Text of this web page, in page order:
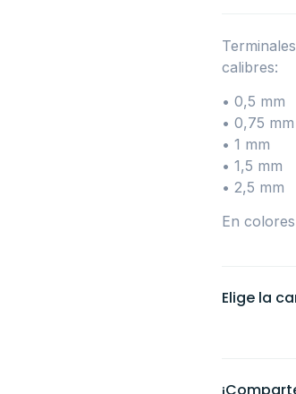
calibres:
• 0,5 mm
• 0,75 mm
• 1 mm
• 1,5 mm
• 2,5 mm
En
Elige la